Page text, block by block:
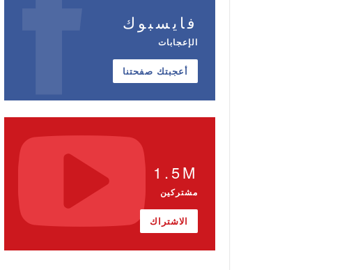
فايسبوك
الإعجابات
أعجبتك صفحتنا
1.5M
مشتركين
الاشتراك